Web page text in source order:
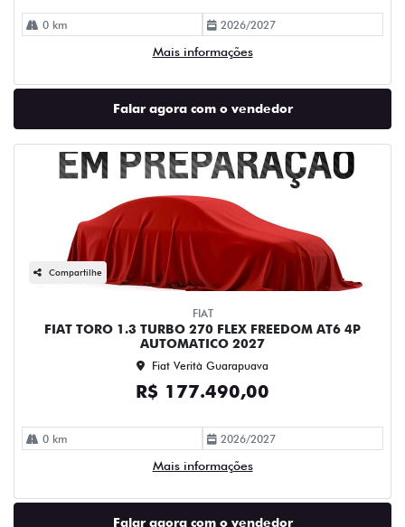
0 km 2026/2027
Mais informações
Falar agora com o vendedor
Compartilhe
FIAT
FIAT TORO 1.3 TURBO 270 FLEX FREEDOM AT6 4P
AUTOMATICO 2027
Fiat Verità Guarapuava
R$ 177.490,00
0 km 2026/2027
Mais informações
Falar agora com o vendedor